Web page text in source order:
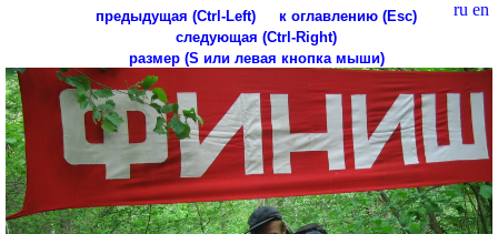
ru en
предыдущая (Ctrl-Left)
к оглавлению (Esc)
следующая (Ctrl-Right)
размер (S или левая кнопка мыши)